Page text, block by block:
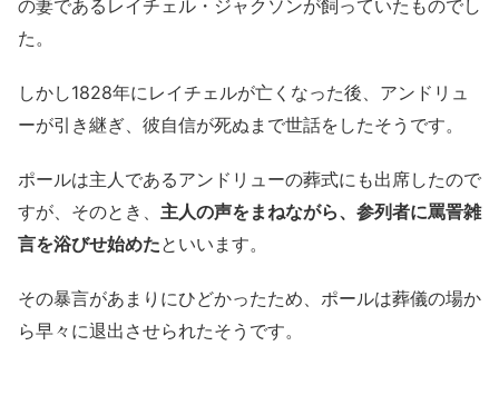
の妻であるレイチェル・ジャクソンが飼っていたものでし
た。
しかし1828年にレイチェルが亡くなった後、アンドリュ
ーが引き継ぎ、彼自信が死ぬまで世話をしたそうです。
ポールは主人であるアンドリューの葬式にも出席したので
すが、そのとき、 主人の声をまねながら、参列者に罵詈雑
言を浴びせ始めたといいます。
その暴言があまりにひどかったため、ポールは葬儀の場か
ら早々に退出させられたそうです。